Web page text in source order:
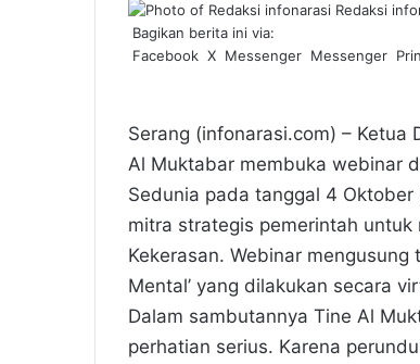
Redaksi
Bagikan berita ini via:
Facebook X Messenger Messenger
Serang (infonarasi.com) – Ketua
Al Muktabar membuka webinar
Sedunia pada tanggal 4
mitra strategis pemerintah
Kekerasan. Webinar mengusung
Mental’ yang dilakukan secara
Dalam sambutannya Tine Al
perhatian serius. Karena